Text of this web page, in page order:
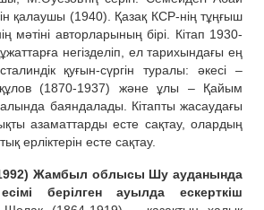
қалаушы (1940). Қазақ КСР-нің тұңғыш
мәтіні авторларының бірі. Кітап 1930-
негізделіп, ел тарихындағы ең
қуғын-сүргін туралы: әкесі –
(1870-1937) және ұлы – Қайым
баяндалады. Кітапты жасаудағы
азаматтарды есте сақтау, олардың
ерліктерін есте сақтау.
Жамбыл облысы Шу ауданында
берілген ауылда ескерткіш